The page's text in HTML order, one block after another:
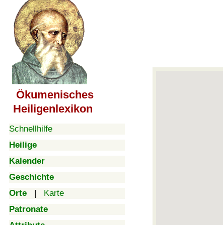
Ökumenisches
Heiligenlexikon
Schnellhilfe
Heilige
Kalender
Geschichte
Orte | Karte
Patronate